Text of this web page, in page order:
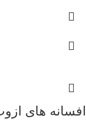
افسانه های